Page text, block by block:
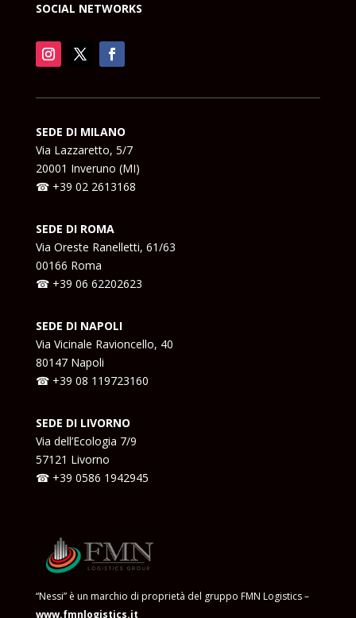
SOCIAL NETWORKS
SEDE DI MILANO
Via Lazzaretto, 5/7
20001 Inveruno (MI)
☎ +39 02 2613168
SEDE DI ROMA
Via Oreste Ranelletti, 61/63
00166 Roma
☎ +39 06 62202623
SEDE DI NAPOLI
Via Vicinale Ravioncello, 40
80147 Napoli
☎ +39 08 119723160
SEDE DI LIVORNO
Via dell’Ecologia 7/9
57121 Livorno
☎ +39 0586 1942945
“Nessi” è un marchio di proprietà del gruppo FMN Logistics –
www.fmnlogistics.it